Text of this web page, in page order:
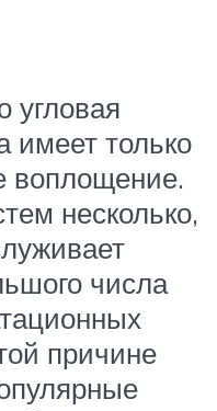
угловая
имеет только
воплощение.
несколько,
числа
причине